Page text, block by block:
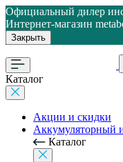
Официальный дилер
Интернет-магазин
Закрыть
Каталог
Акции и скидки
Аккумуляторный
Каталог